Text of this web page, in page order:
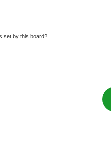
set by this board?